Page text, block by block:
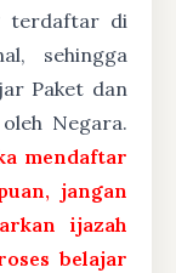
terdaftar di
sehingga
Paket dan
Negara.
mendaftar
jangan
ijazah
belajar